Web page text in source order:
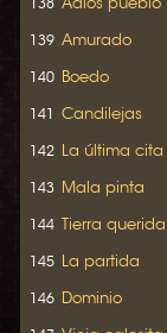
139 Amurado
140 Boedo
141 Candilejas
142 La última cita
143 Mala pinta
144 Tierra querida
145 La partida
146 Dominio